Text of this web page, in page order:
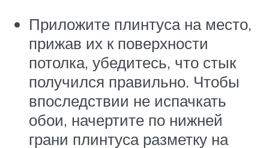
Приложите плинтуса на место,
прижав их к поверхности
потолка, убедитесь, что стык
получился правильно. Чтобы
впоследствии не испачкать
обои, начертите по нижней
грани плинтуса разметку на